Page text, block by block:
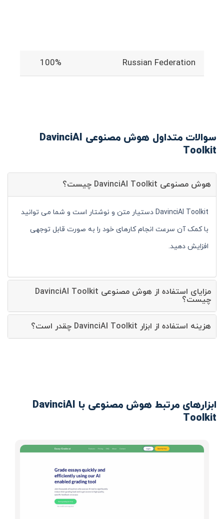
Russian Federation
100%
سوالات متداول هوش مصنوعی DavinciAI
Toolkit
هوش مصنوعی DavinciAI Toolkit چیست؟
DavinciAI Toolkit دستیار متن و نوشتار است و شما می توانید
با کمک آن سرعت انجام کارهای خود را به صورت قابل توجهی
افزایش دهید.
مزایای استفاده از هوش مصنوعی DavinciAI Toolkit
چیست؟
هزینه استفاده از ابزار DavinciAI Toolkit چقدر است؟
ابزارهای مرتبط هوش مصنوعی با DavinciAI
Toolkit